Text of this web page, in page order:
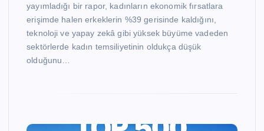
yayımladığı bir rapor, kadınların ekonomik fırsatlara
erişimde halen erkeklerin %39 gerisinde kaldığını,
teknoloji ve yapay zekâ gibi yüksek büyüme vadeden
sektörlerde kadın temsiliyetinin oldukça düşük
olduğunu…